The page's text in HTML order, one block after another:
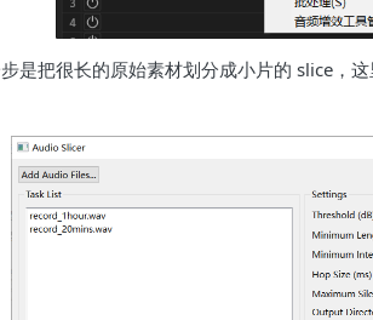
是把很长的原始素材划分成小片的 slice，